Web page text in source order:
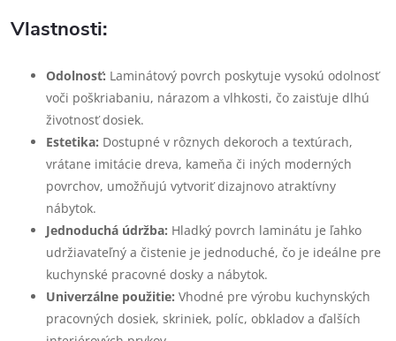
Vlastnosti:
Odolnosť: Laminátový povrch poskytuje vysokú odolnosť
voči poškriabaniu, nárazom a vlhkosti, čo zaisťuje dlhú
životnosť dosiek.
Estetika: Dostupné v rôznych dekoroch a textúrach,
vrátane imitácie dreva, kameňa či iných moderných
povrchov, umožňujú vytvoriť dizajnovo atraktívny
nábytok.
Jednoduchá údržba: Hladký povrch laminátu je ľahko
udržiavateľný a čistenie je jednoduché, čo je ideálne pre
kuchynské pracovné dosky a nábytok.
Univerzálne použitie: Vhodné pre výrobu kuchynských
pracovných dosiek, skriniek, políc, obkladov a ďalších